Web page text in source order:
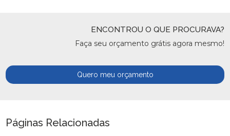
ENCONTROU O QUE PROCURAVA?
Faça seu orçamento grátis agora mesmo!
Quero meu orçamento
Páginas Relacionadas